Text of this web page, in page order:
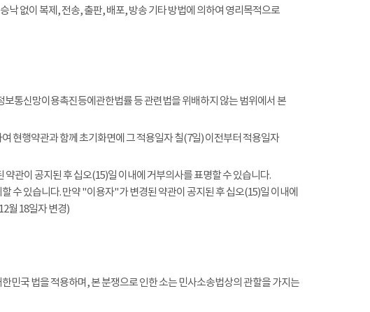
없이 복제, 전송, 출판, 배포, 방송 기타 방법에 의하여 영리목적으로
통신망이용촉진등에관한법률 등 관련법을 위배하지 않는 범위에서 본
현행약관과 함께 초기화면에 그 적용일자 칠(7일) 이전부터 적용일자
관이 공지된 후 십오(15)일 이내에 거부의사를 표명할 수 있습니다.
있습니다. 만약 "이용자"가 변경된 약관이 공지된 후 십오(15)일 이내에
월 18일자 변경)
민국 법을 적용하며, 본 분쟁으로 인한 소는 민사소송법상의 관할을 가지는